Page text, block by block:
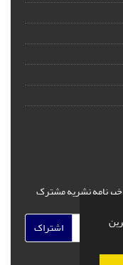
خبرنامه نشریه مشترک
اشتراک